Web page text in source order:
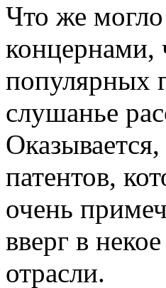
Что же
концернами,
популярных
слушанье
патентов,
очень
вверг в
отрасли.